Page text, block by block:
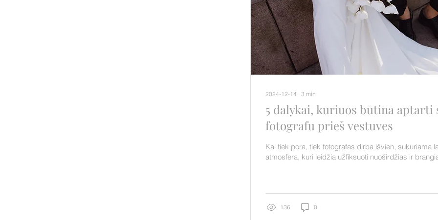
2024-12-14 ∙ 3 min
5 dalykai, kuriuos būtina aptarti
fotografu prieš vestuves
Kai tiek pora, tiek fotografas dirba išvien, sukuriama
atmosfera, kuri leidžia užfiksuoti nuoširdžias ir
136 0